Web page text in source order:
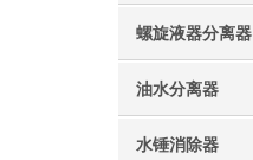
螺旋液器分离器
油水分离器
水锤消除器